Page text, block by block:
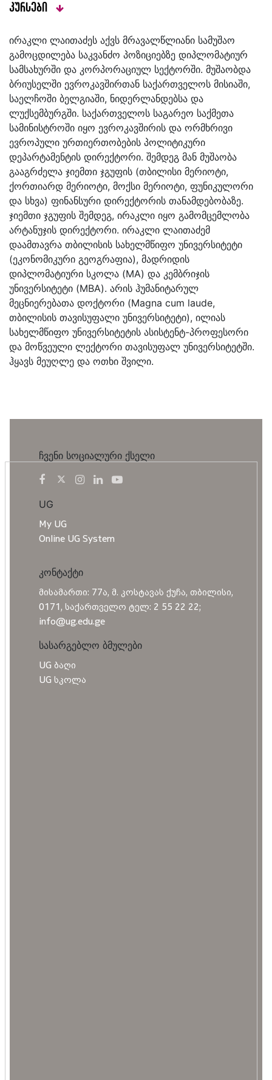
კურსები
ირაკლი ლაითაძეს აქვს მრავალწლიანი სამუშაო
გამოცდილება საკვანძო პოზიციებზე დიპლომატიურ
სამსახურში და კორპორაციულ სექტორში. მუშაობდა
ბრიუსელში ევროკავშირთან საქართველოს მისიაში,
საელჩოში ბელგიაში, ნიდერლანდებსა და
ლუქსემბურგში. საქართველოს საგარეო საქმეთა
სამინისტროში იყო ევროკავშირის და ორმხრივი
ევროპული ურთიერთობების პოლიტიკური
დეპარტამენტის დირექტორი. შემდეგ მან მუშაობა
გააგრძელა ჯიემთი ჯგუფის (თბილისი მერიოტი,
ქორთიარდ მერიოტი, მოქსი მერიოტი, ფუნიკულორი
და სხვა) ფინანსური დირექტორის თანამდებობაზე.
ჯიემთი ჯგუფის შემდეგ, ირაკლი იყო გამომცემლობა
არტანუჯის დირექტორი. ირაკლი ლაითაძემ
დაამთავრა თბილისის სახელმწიფო უნივერსიტეტი
(ეკონომიკური გეოგრაფია), მადრიდის
დიპლომატიური სკოლა (MA) და კემბრიჯის
უნივერსიტეტი (MBA). არის ჰუმანიტარულ
მეცნიერებათა დოქტორი (Magna cum laude,
თბილისის თავისუფალი უნივერსიტეტი), ილიას
სახელმწიფო უნივერსიტეტის ასისტენტ-პროფესორი
და მოწვეული ლექტორი თავისუფალ უნივერსიტეტში.
ჰყავს მეუღლე და ოთხი შვილი.
ჩვენი სოციალური ქსელი
UG
My UG
Online UG System
კონტაქტი
მისამართი: 77ა, მ. კოსტავას ქუჩა, თბილისი,
0171, საქართველო ტელ: 2 55 22 22;
info@ug.edu.ge
სასარგებლო ბმულები
UG ბაღი
UG სკოლა